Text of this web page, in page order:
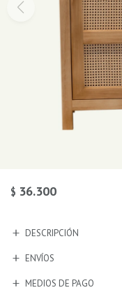
$ 36.300
DESCRIPCIÓN
ENVÍOS
MEDIOS DE PAGO